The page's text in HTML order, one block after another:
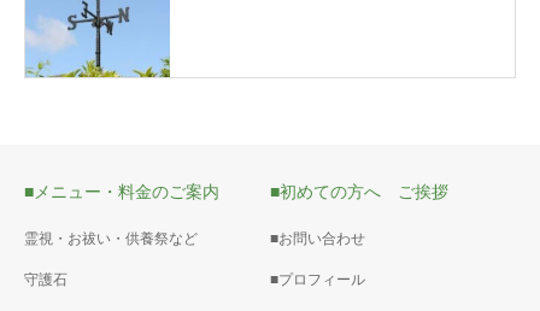
■メニュー・料金のご案内
霊視・お祓い・供養祭など
守護石
■初めての方へ ご挨拶
■お問い合わせ
■プロフィール